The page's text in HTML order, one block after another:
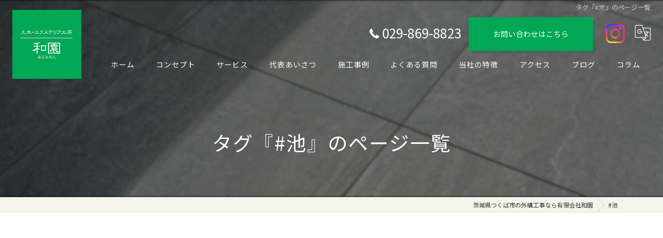
タグ『#池』のページ一覧
029-869-8823 お問い合わせはこちら
ホーム コンセプト サービス 代表あいさつ 施工事例 よくある質問 当社の特徴
駐車場
アクセス ブログ コラム
タグ『#池』のページ一覧
茨城県つくば市の外構工事なら有限会社和園 #池